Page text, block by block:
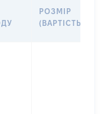
РОЗМІР
(ВАРТІСТЬ)